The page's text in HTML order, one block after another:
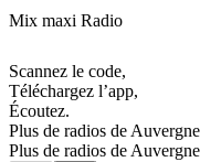
Mix maxi Radio
Scannez le code,
Téléchargez l’app,
Écoutez.
Plus de radios de
Plus de radios de